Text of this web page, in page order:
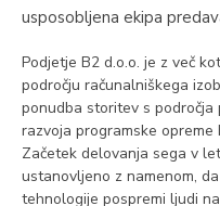
usposobljena ekipa
Podjetje B2 d.o.o. je z več
področju računalniškega
ponudba storitev s
razvoja programske
Začetek delovanja sega v
ustanovljeno z namenom,
tehnologije pospremi ljudi